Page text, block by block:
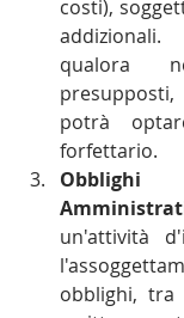
costi),
qualora
potrà
forfettario.
un'attività
obblighi,